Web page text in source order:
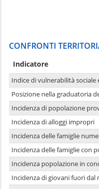
CONFRONTI
Indicatore
Indice di vulnerabilità sociale
Posizione nella graduatoria
Incidenza di popolazione
Incidenza di alloggi impropri
Incidenza delle famiglie
Incidenza delle famiglie con
Incidenza popolazione in
Incidenza di giovani fuori